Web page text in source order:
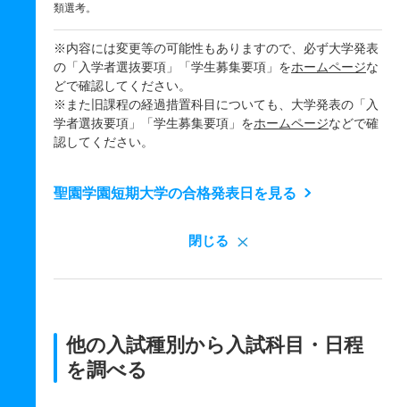
類選考。
※内容には変更等の可能性もありますので、必ず大学発表
の「入学者選抜要項」「学生募集要項」をホームページな
どで確認してください。
※また旧課程の経過措置科目についても、大学発表の「入
学者選抜要項」「学生募集要項」をホームページなどで確
認してください。
聖園学園短期大学の合格発表日を見る
閉じる
他の入試種別から入試科目・日程
を調べる